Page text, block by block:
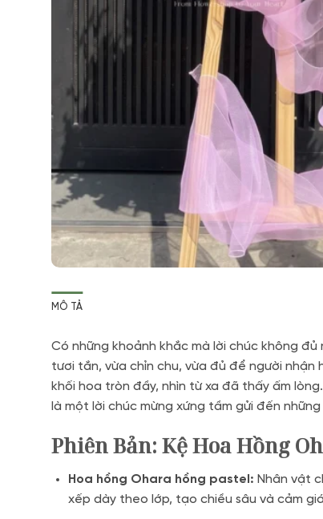
MÔ TẢ
Có những khoảnh khắc mà lời chúc không
tươi tắn, vừa chỉn chu, vừa đủ để người
khối hoa tròn đầy, nhìn từ xa đã thấy ấm
là một lời chúc mừng xứng tầm gửi đến
Phiên Bản: Kệ Hoa Hồng
Hoa hồng Ohara hồng pastel: Nhân vật
xếp dày theo lớp, tạo chiều sâu và cảm